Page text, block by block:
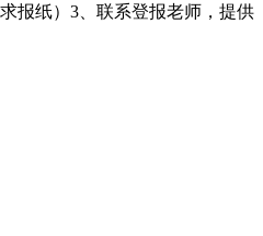
报纸）3、联系登报老师，提供